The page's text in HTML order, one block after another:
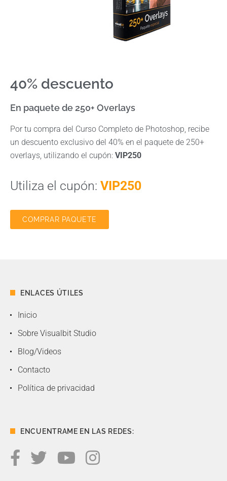
40% descuento
En paquete de 250+ Overlays
Por tu compra del Curso Completo de Photoshop, recibe
un descuento exclusivo del 40% en el paquete de 250+
overlays, utilizando el cupón: VIP250
Utiliza el cupón: VIP250
COMPRAR PAQUETE
ENLACES ÚTILES
Inicio
Sobre Visualbit Studio
Blog/Videos
Contacto
Política de privacidad
ENCUENTRAME EN LAS REDES: